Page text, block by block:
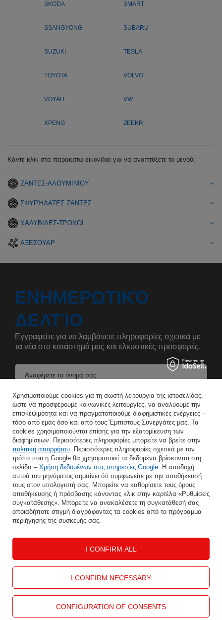
SKODA SMART
SSANGYONG SUBARU
SUZUKI TESLA
TOYOTA VOLVO
VOYAH VW
XPENG ZEEKR
Κάντε κλικ στα παρακάτω εικονίδια για να αναπτύξετε το μενού:
ΖΑΝΤΕΣ-ΑΛΟΥΜΙΝΙΟΥ
ΣΦΥΡΉΛΑΤΕΣ ΖΆΝΤΕΣ
ΧΑΛΥΒΙΔΕΣ-ΤΡΟΧΟΙ
ΑΞΕΣΟΥΑΡ
ΕΝΗΜΕΡΩΤΙΚΌ
ΔΕΛΤΊΟ
Εγγραφείτε για να λαμβάνετε πληροφορίες σχετικά με
τα νέα στο κατάστημά μας και ελκυστικές προσφορές.
Αναφέρετε το όνομά σας
Εισάγετε τη διεύθυνση e-mail σας
Συμφωνώ με την επεξεργασία των προσωπικών μου δεδομένων για τους σκοπούς και το πεδίο εφαρμογής της υπηρεσίας Newsletter στο
ΑΠΟΘΉΚΕΥΣΗ
ΒΟΉΘΕΙΑ
Ο ΛΟΓΑΡΙΑΣΜΌΣ ΜΟΥ
ΠΛΗΡΟΦΟΡΊΕΣ
Χρησιμοποιούμε cookies για τη σωστή λειτουργία της ιστοσελίδας,
ώστε να προσφέρουμε κοινωνικές λειτουργίες, να αναλύουμε την
επισκεψιμότητα και να πραγματοποιούμε διαφημιστικές ενέργειες –
τόσο από εμάς όσο και από τους Έμπιστους Συνεργάτες μας. Τα
cookies χρησιμοποιούνται επίσης για την εξατομίκευση των
διαφημίσεων. Περισσότερες πληροφορίες μπορείτε να βρείτε στην
πολιτική απορρήτου. Περισσότερες πληροφορίες σχετικά με τον
τρόπο που η Google θα χρησιμοποιεί τα δεδομένα βρίσκονται στη
σελίδα – Χρήση δεδομένων στις υπηρεσίες Google. Η αποδοχή
αυτού του μηνύματος σημαίνει ότι συμφωνείτε με την αποθήκευσή
τους στον υπολογιστή σας. Μπορείτε να καθορίσετε τους όρους
αποθήκευσης ή πρόσβασης κάνοντας κλικ στην καρτέλα «Ρυθμίσεις
συγκατάθεσης». Μπορείτε να ανακαλέσετε τη συγκατάθεσή σας
οποιαδήποτε στιγμή διαγράφοντας τα cookies από το πρόγραμμα
περιήγησης της συσκευής σας.
I CONFIRM NECESSARY
CONFIGURATION OF CONSENTS
I CONFIRM ALL